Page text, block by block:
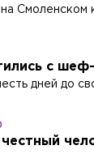
Смоленском
с
дней до